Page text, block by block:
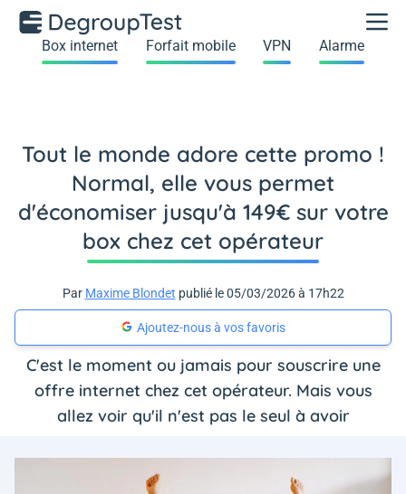
Box internet Forfait mobile VPN Alarme
Tout le monde adore cette promo !
Normal, elle vous permet
d'économiser jusqu'à 149€ sur votre
box chez cet opérateur
Par Maxime Blondet publié le 05/03/2026 à 17h22
Ajoutez-nous à vos favoris
C'est le moment ou jamais pour souscrire une
offre internet chez cet opérateur. Mais vous
allez voir qu'il n'est pas le seul à avoir